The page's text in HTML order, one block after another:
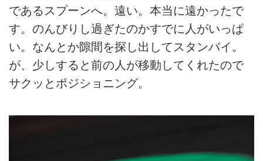
であるスプーンへ。遠い。本当に遠かったで
す。のんびりし過ぎたのかすでに人がいっぱ
い。なんとか隙間を探し出してスタンバイ。
が、少しすると前の人が移動してくれたので
サクッとポジショニング。